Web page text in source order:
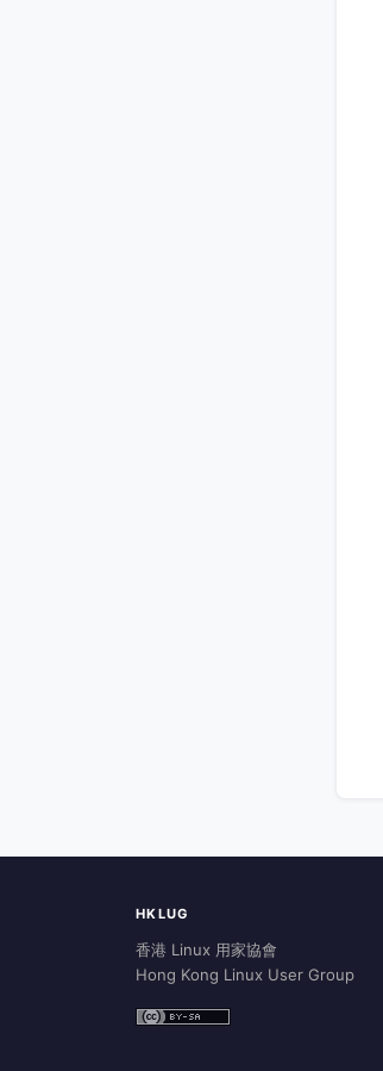
HKLUG
香港 Linux 用家協會
Hong Kong Linux User Group